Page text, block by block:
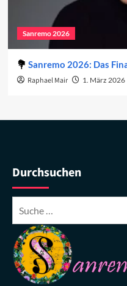
Sanremo 2026
Sanremo 2026: Das
Raphael Mair 1. März 2026
Durchsuchen